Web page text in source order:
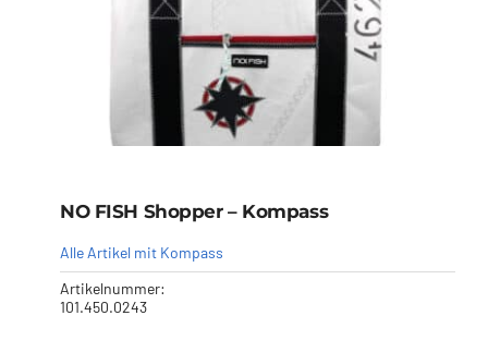
NO FISH Shopper – Kompass
Alle Artikel mit Kompass
Artikelnummer:
101.450.0243